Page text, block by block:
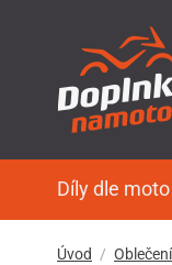
Díly dle moto
Úvod